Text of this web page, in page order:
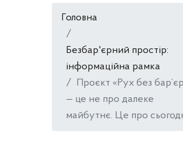
Головна
Безбар'єрний простір:
інформаційна рамка
Проєкт «Рух без
— це не про далеке
майбутнє. Це про